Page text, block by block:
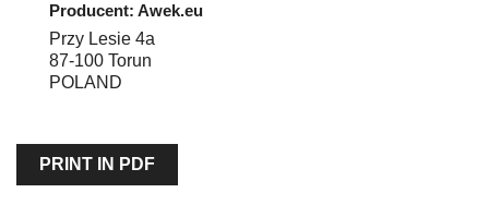
Producent: Awek.eu
Przy Lesie 4a
87-100 Torun
POLAND
PRINT IN PDF